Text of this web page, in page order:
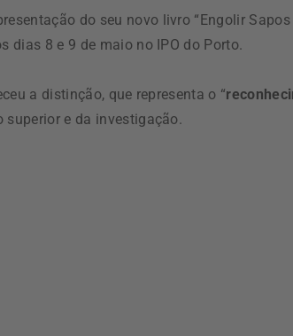
do seu novo livro “Engolir
dias 8 e 9 de maio no IPO do Porto.
a distinção, que representa o “
e da investigação.